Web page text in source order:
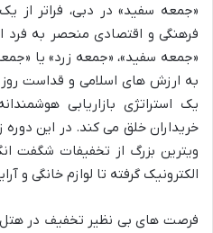
«جمعه سفید» در دبی، فراتر از
فرهنگی و اقتصادی منحصر به فرد
«جمعه سفید»، «جمعه زرد» یا
به ارزش های اسلامی و قداست روز
یک استراتژی بازاریابی
خریداران خلق می کند. در این دوره
ویترین بزرگ از تخفیفات شگفت
الکترونیک گرفته تا لوازم خانگی و
فرصت های بی نظیر تخفیف در هتل